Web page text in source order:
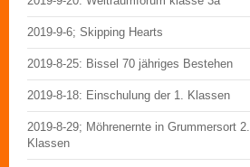
2019-9-6; Skipping Hearts
2019-8-25: Bissel 70 jähriges Bestehen
2019-8-18: Einschulung der 1. Klassen
2019-8-29; Möhrenernte in Grummersort 2.
Klassen